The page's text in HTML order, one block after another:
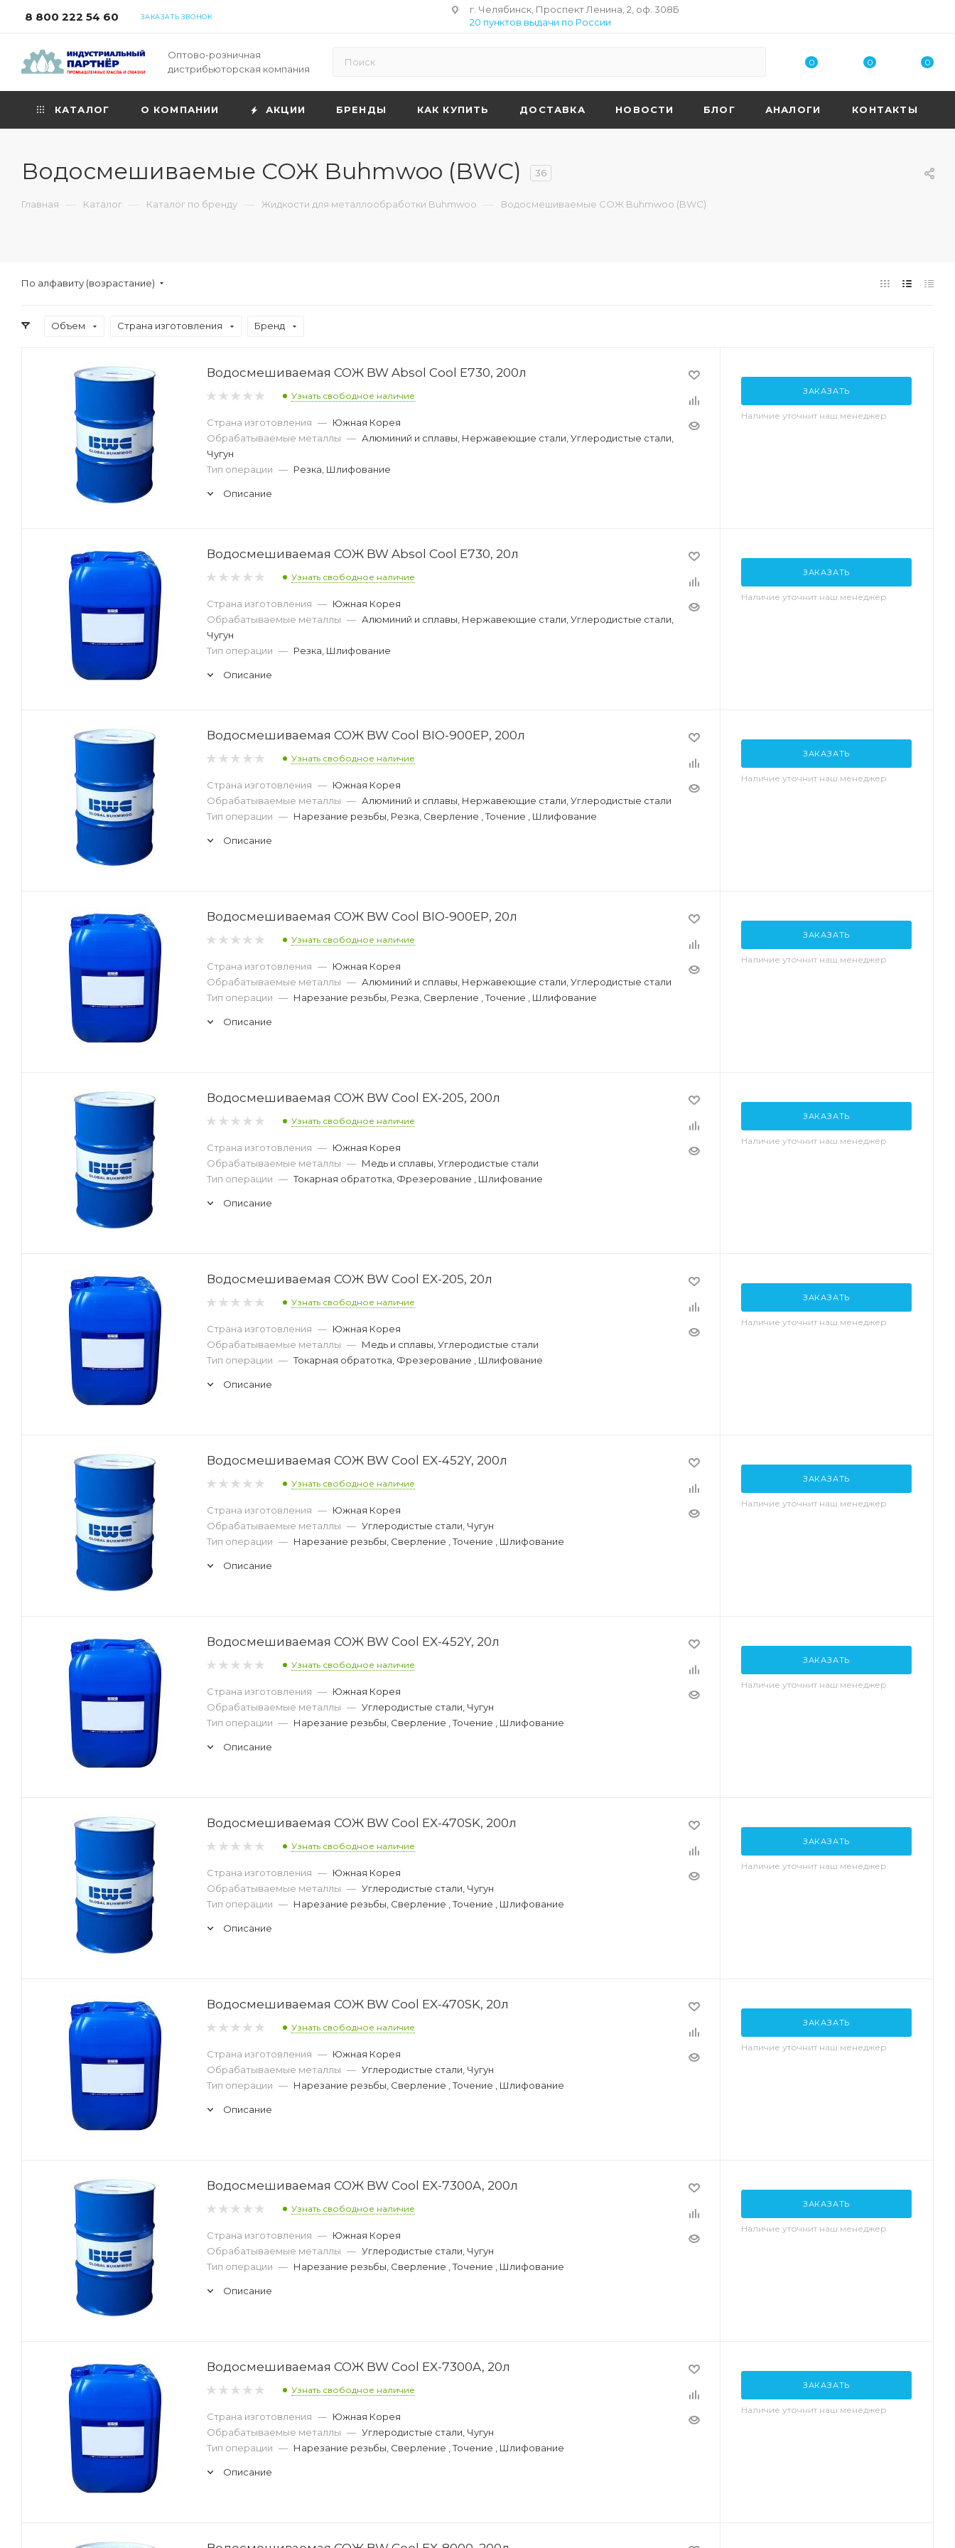
8 800 222 54 60 ЗАКАЗАТЬ ЗВОНОК
г. Челябинск, Проспект Ленина, 2, оф. 308Б
20 пунктов выдачи по России
Оптово-розничная
дистрибьюторская компания
0 0 0
КАТАЛОГ О КОМПАНИИ АКЦИИ БРЕНДЫ КАК КУПИТЬ ДОСТАВКА НОВОСТИ БЛОГ АНАЛОГИ КОНТАКТЫ
Водосмешиваемые СОЖ Buhmwoo (BWC) 36
Главная — Каталог — Каталог по бренду — Жидкости для металлообработки Buhmwoo — Водосмешиваемые СОЖ Buhmwoo (BWC)
По алфавиту (возрастание)
Объем Страна изготовления Бренд
Водосмешиваемая СОЖ BW Absol Cool E730, 200л
Узнать свободное наличие
Страна изготовления — Южная Корея
Обрабатываемые металлы — Алюминий и сплавы, Нержавеющие стали, Углеродистые стали,
Чугун
Тип операции — Резка, Шлифование
Описание
ЗАКАЗАТЬ
Наличие уточнит наш менеджер
Водосмешиваемая СОЖ BW Absol Cool E730, 20л
Узнать свободное наличие
Страна изготовления — Южная Корея
Обрабатываемые металлы — Алюминий и сплавы, Нержавеющие стали, Углеродистые стали,
Чугун
Тип операции — Резка, Шлифование
Описание
ЗАКАЗАТЬ
Наличие уточнит наш менеджер
Водосмешиваемая СОЖ BW Cool BIO-900EP, 200л
Узнать свободное наличие
Страна изготовления — Южная Корея
Обрабатываемые металлы — Алюминий и сплавы, Нержавеющие стали, Углеродистые стали
Тип операции — Нарезание резьбы, Резка, Сверление , Точение , Шлифование
Описание
ЗАКАЗАТЬ
Наличие уточнит наш менеджер
Водосмешиваемая СОЖ BW Cool BIO-900EP, 20л
Узнать свободное наличие
Страна изготовления — Южная Корея
Обрабатываемые металлы — Алюминий и сплавы, Нержавеющие стали, Углеродистые стали
Тип операции — Нарезание резьбы, Резка, Сверление , Точение , Шлифование
Описание
ЗАКАЗАТЬ
Наличие уточнит наш менеджер
Водосмешиваемая СОЖ BW Cool EX-205, 200л
Узнать свободное наличие
Страна изготовления — Южная Корея
Обрабатываемые металлы — Медь и сплавы, Углеродистые стали
Тип операции — Токарная обратотка, Фрезерование , Шлифование
Описание
ЗАКАЗАТЬ
Наличие уточнит наш менеджер
Водосмешиваемая СОЖ BW Cool EX-205, 20л
Узнать свободное наличие
Страна изготовления — Южная Корея
Обрабатываемые металлы — Медь и сплавы, Углеродистые стали
Тип операции — Токарная обратотка, Фрезерование , Шлифование
Описание
ЗАКАЗАТЬ
Наличие уточнит наш менеджер
Водосмешиваемая СОЖ BW Cool EX-452Y, 200л
Узнать свободное наличие
Страна изготовления — Южная Корея
Обрабатываемые металлы — Углеродистые стали, Чугун
Тип операции — Нарезание резьбы, Сверление , Точение , Шлифование
Описание
ЗАКАЗАТЬ
Наличие уточнит наш менеджер
Водосмешиваемая СОЖ BW Cool EX-452Y, 20л
Узнать свободное наличие
Страна изготовления — Южная Корея
Обрабатываемые металлы — Углеродистые стали, Чугун
Тип операции — Нарезание резьбы, Сверление , Точение , Шлифование
Описание
ЗАКАЗАТЬ
Наличие уточнит наш менеджер
Водосмешиваемая СОЖ BW Cool EX-470SK, 200л
Узнать свободное наличие
Страна изготовления — Южная Корея
Обрабатываемые металлы — Углеродистые стали, Чугун
Тип операции — Нарезание резьбы, Сверление , Точение , Шлифование
Описание
ЗАКАЗАТЬ
Наличие уточнит наш менеджер
Водосмешиваемая СОЖ BW Cool EX-470SK, 20л
Узнать свободное наличие
Страна изготовления — Южная Корея
Обрабатываемые металлы — Углеродистые стали, Чугун
Тип операции — Нарезание резьбы, Сверление , Точение , Шлифование
Описание
ЗАКАЗАТЬ
Наличие уточнит наш менеджер
Водосмешиваемая СОЖ BW Cool EX-7300A, 200л
Узнать свободное наличие
Страна изготовления — Южная Корея
Обрабатываемые металлы — Углеродистые стали, Чугун
Тип операции — Нарезание резьбы, Сверление , Точение , Шлифование
Описание
ЗАКАЗАТЬ
Наличие уточнит наш менеджер
Водосмешиваемая СОЖ BW Cool EX-7300A, 20л
Узнать свободное наличие
Страна изготовления — Южная Корея
Обрабатываемые металлы — Углеродистые стали, Чугун
Тип операции — Нарезание резьбы, Сверление , Точение , Шлифование
Описание
ЗАКАЗАТЬ
Наличие уточнит наш менеджер